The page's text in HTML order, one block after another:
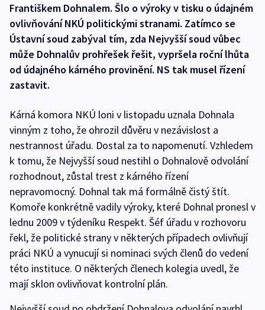
Františkem Dohnalem. Šlo o výroky v tisku o údajném
ovlivňování NKÚ politickými stranami. Zatímco se
Ústavní soud zabýval tím, zda Nejvyšší soud vůbec
může Dohnalův prohřešek řešit, vypršela roční lhůta
od údajného kárného provinění. NS tak musel řízení
zastavit.
Kárná komora NKÚ loni v listopadu uznala Dohnala
vinným z toho, že ohrozil důvěru v nezávislost a
nestrannost úřadu. Dostal za to napomenutí. Vzhledem
k tomu, že Nejvyšší soud nestihl o Dohnalově odvolání
rozhodnout, zůstal trest z kárného řízení
nepravomocný. Dohnal tak má formálně čistý štít.
Komoře konkrétně vadily výroky, které Dohnal pronesl v
lednu 2009 v týdeníku Respekt. Šéf úřadu v rozhovoru
řekl, že politické strany v některých případech ovlivňují
práci NKÚ a vynucují si nominaci svých členů do vedení
této instituce. O některých členech kolegia uvedl, že
mají sklon ovlivňovat kontrolní plán.